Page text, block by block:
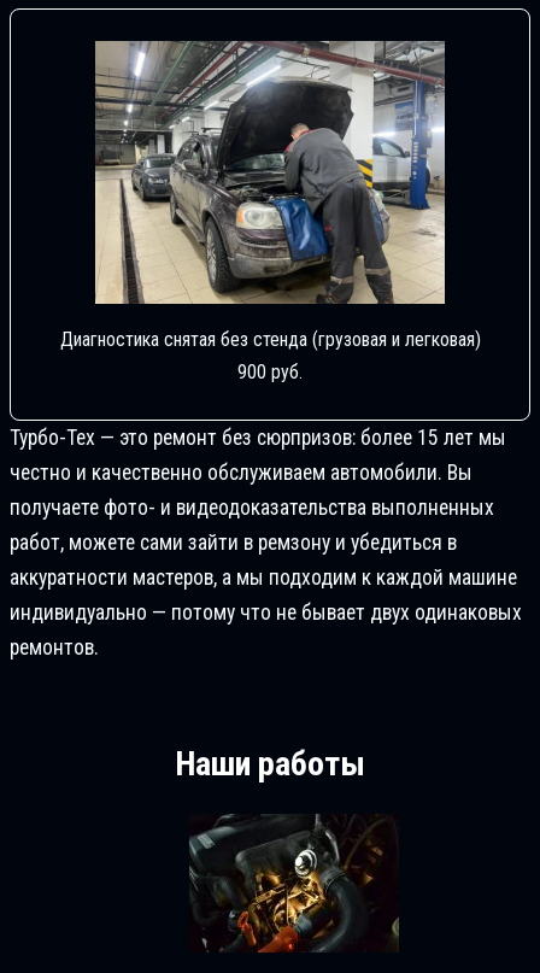
Диагностика снятая без стенда (грузовая и легковая)
900 руб.
Турбо-Тех — это ремонт без сюрпризов: более 15 лет мы
честно и качественно обслуживаем автомобили. Вы
получаете фото- и видеодоказательства выполненных
работ, можете сами зайти в ремзону и убедиться в
аккуратности мастеров, а мы подходим к каждой машине
индивидуально — потому что не бывает двух одинаковых
ремонтов.
Наши работы